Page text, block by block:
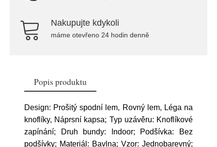
Nakupujte kdykoli
máme otevřeno 24 hodin denně
Popis produktu
Design: Prošitý spodní lem, Rovný lem, Léga na
knoflíky, Náprsní kapsa; Typ uzávěru: Knoflíkové
zapínání; Druh bundy: Indoor; Podšívka: Bez
podšívky; Materiál: Bavlna; Vzor: Jednobarevný;